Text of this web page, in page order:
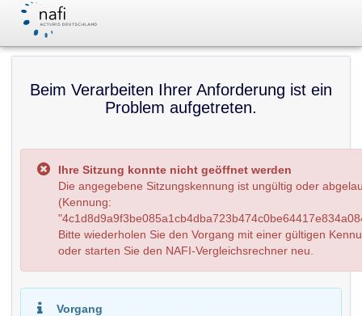
Beim Verarbeiten Ihrer Anforderung ist ein
Problem aufgetreten.
Ihre Sitzung konnte nicht geöffnet werden
Die angegebene Sitzungskennung ist ungültig oder
(Kennung:
Bitte wiederholen Sie den Vorgang mit einer gültigen
oder starten Sie den NAFI-Vergleichsrechner neu.
Vorgang